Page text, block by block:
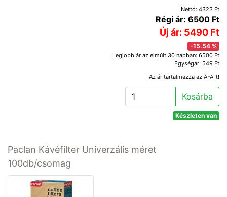
Nettó: 4323 Ft
Régi ár: 6500 Ft
Új ár: 5490 Ft
-15.54 %
Legjobb ár az elmúlt 30 napban: 6500 Ft
Egységár: 549 Ft
Az ár tartalmazza az ÁFA-t!
Kosárba
Készleten van
Paclan Kávéfilter Univerzális méret
100db/csomag